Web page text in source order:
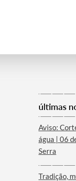
últimas
Aviso:
água | 06
Serra
Tradição,